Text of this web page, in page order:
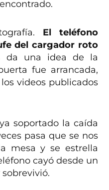
El teléfono
del cargador roto
da una idea de la
fue arrancada,
videos publicados
soportado la caída
pasa que se nos
mesa y se estrella
cayó desde un